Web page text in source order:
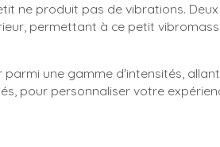
ne produit pas de vibrations.
permettant à ce petit
parmi une gamme d'intensités,
pour personnaliser votre